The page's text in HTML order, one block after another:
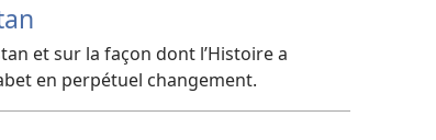
et sur la façon dont l’Histoire a
en perpétuel changement.